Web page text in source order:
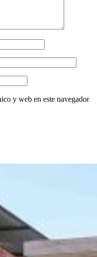
y web en este navegador